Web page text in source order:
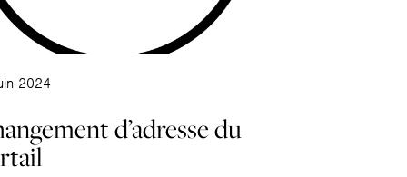
2024
d’adresse du